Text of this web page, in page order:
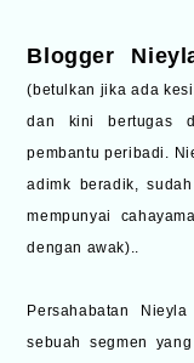
Blogger
(betulkan jika ada
dan kini bertugas
pembantu peribadi.
adimk beradik,
mempunyai
dengan awak)..
Persahabatan
sebuah segmen